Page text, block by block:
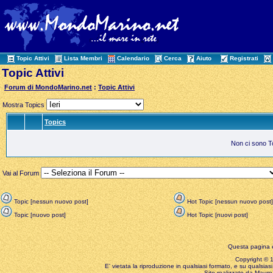
Topic Attivi Lista Membri Calendario Cerca Aiuto Registrati
Topic Attivi
Forum di MondoMarino.net :Topic Attivi
Mostra Topics
Topics
Non ci sono
Vai al Forum
Topic [nessun nuovo post]
Hot Topic [nessun nuovo post]
Topic [nuovo post]
Hot Topic [nuovi post]
Questa pagina
Copyright ©
E' vietata la riproduzione in qualsiasi formato, e su